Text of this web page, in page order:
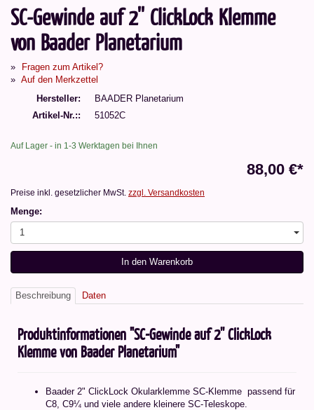
SC-Gewinde auf 2'' ClickLock Klemme
von Baader Planetarium
Fragen zum Artikel?
Auf den Merkzettel
Hersteller
BAADER Planetarium
Artikel-Nr.:
51052C
Auf Lager - in 1-3 Werktagen bei Ihnen
88,00 €*
Preise inkl. gesetzlicher MwSt. zzgl. Versandkosten
Menge:
1
In den Warenkorb
Beschreibung Daten
Produktinformationen "SC-Gewinde auf 2'' ClickLock
Klemme von Baader Planetarium"
Baader 2" ClickLock Okularklemme SC-Klemme  passend für
C8, C9¼ und viele andere kleinere SC-Teleskope.